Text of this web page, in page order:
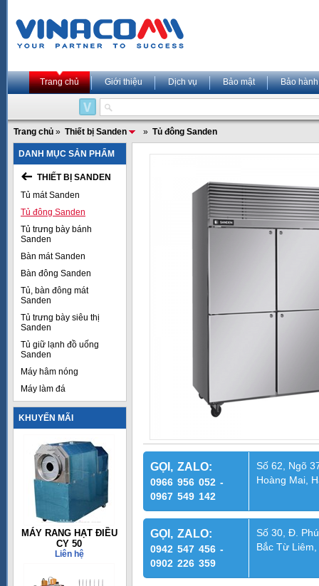
Trang chủ Giới thiệu Dịch vụ Bảo mật Bảo hành
Trang chủ » Thiết bị Sanden » Tủ đông Sanden
DANH MỤC SẢN PHẨM
THIẾT BỊ SANDEN
Tủ mát Sanden
Tủ đông Sanden
Tủ trưng bày bánh
Sanden
Bàn mát Sanden
Bàn đông Sanden
Tủ, bàn đông mát
Sanden
Tủ trưng bày siêu thị
Sanden
Tủ giữ lạnh đồ uống
Sanden
Máy hâm nóng
Máy làm đá
KHUYẾN MÃI
MÁY RANG HẠT ĐIỀU
CY 50
Liên hệ
GỌI, ZALO:
0966 956 052 -
0967 549 142
Số 62, Ngõ
Hoàng Mai,
GỌI, ZALO:
0942 547 456 -
0902 226 359
Số 30, Đ.
Bắc Từ